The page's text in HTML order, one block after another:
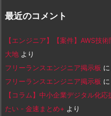
最近のコメント
【エンジニア】【案件】AWS技
大地 より
フリーランスエンジニア掲示板 に
フリーランスエンジニア掲示板 に
【コラム】中小企業デジタル化
たい - 金速まとめ+ より